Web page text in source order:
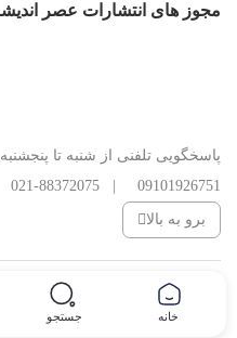
خانه جستجو
مجوز های انتشارات عصر
09101926751 | 88372075-021
برو به بالا
کلیه حقوق این وب سایت متعلق